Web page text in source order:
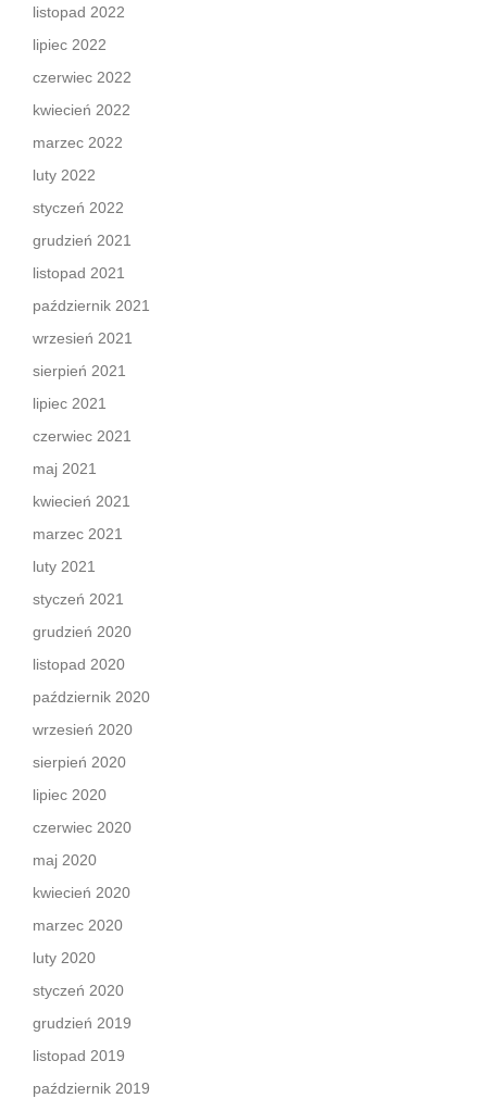
listopad 2022
lipiec 2022
czerwiec 2022
kwiecień 2022
marzec 2022
luty 2022
styczeń 2022
grudzień 2021
listopad 2021
październik 2021
wrzesień 2021
sierpień 2021
lipiec 2021
czerwiec 2021
maj 2021
kwiecień 2021
marzec 2021
luty 2021
styczeń 2021
grudzień 2020
listopad 2020
październik 2020
wrzesień 2020
sierpień 2020
lipiec 2020
czerwiec 2020
maj 2020
kwiecień 2020
marzec 2020
luty 2020
styczeń 2020
grudzień 2019
listopad 2019
październik 2019